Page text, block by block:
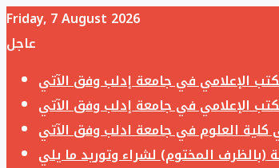
Friday, 7 August 2026
عاجل